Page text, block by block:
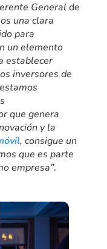
Generalde
una clara
para
un elemento
establecer
inversores de
que genera
y la
, consigue un
que es parte
empresa”.